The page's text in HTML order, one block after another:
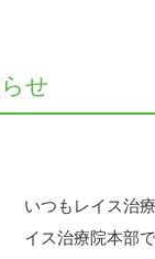
せ
いつもレイス治
イス治療院本部